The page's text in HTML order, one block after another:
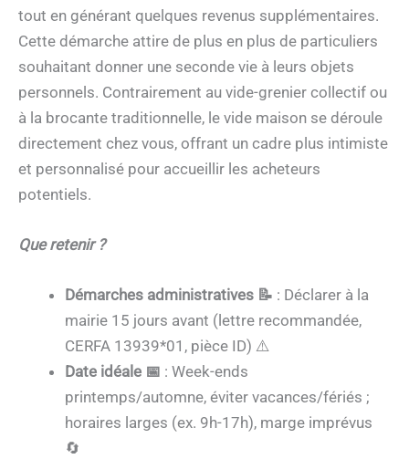
tout en générant quelques revenus supplémentaires.
Cette démarche attire de plus en plus de particuliers
souhaitant donner une seconde vie à leurs objets
personnels. Contrairement au vide-grenier collectif ou
à la brocante traditionnelle, le vide maison se déroule
directement chez vous, offrant un cadre plus intimiste
et personnalisé pour accueillir les acheteurs
potentiels.
Que retenir ?
Démarches administratives 📝 : Déclarer à la
mairie 15 jours avant (lettre recommandée,
CERFA 13939*01, pièce ID) ⚠️
Date idéale 📅 : Week-ends
printemps/automne, éviter vacances/fériés ;
horaires larges (ex. 9h-17h), marge imprévus
🔄